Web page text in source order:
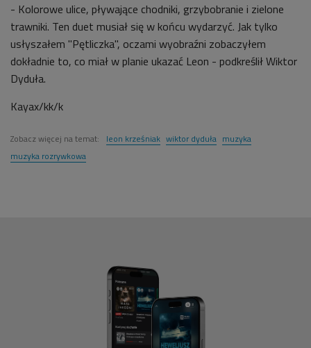
- Kolorowe ulice, pływające chodniki, grzybobranie i zielone
trawniki. Ten duet musiał się w końcu wydarzyć. Jak tylko
usłyszałem "Pętliczka", oczami wyobraźni zobaczyłem
dokładnie to, co miał w planie ukazać Leon - podkreślił Wiktor
Dyduła.
Kayax/kk/k
Zobacz więcej na temat: leon krześniak wiktor dyduła muzyka
muzyka rozrywkowa